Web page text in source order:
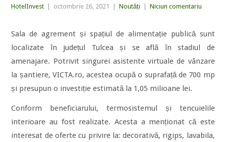
HotelInvest octombrie 26, 2021 Noutăți Niciun comentariu
Sala de agrement și spațiul de alimentație publică sunt
localizate în județul Tulcea și se află în stadiul de
amenajare. Potrivit singurei asistente virtuale de vânzare
la șantiere, VICTA.ro, acestea ocupă o suprafață de 700 mp
și presupun o investiție estimată la 1,05 milioane lei.
Conform beneficiarului, termosistemul și tencuielile
interioare au fost realizate. Acesta a menționat că este
interesat de oferte cu privire la: decorativă, rigips, lavabila,